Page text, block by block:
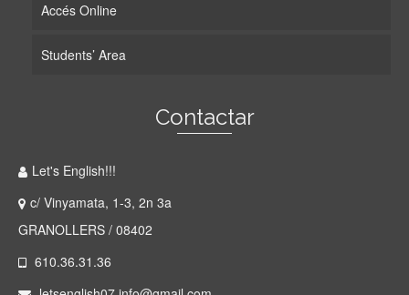
Accés Online
Students’ Area
Contactar
Let's English!!!
c/ Vinyamata, 1-3, 2n 3a
GRANOLLERS / 08402
610.36.31.36